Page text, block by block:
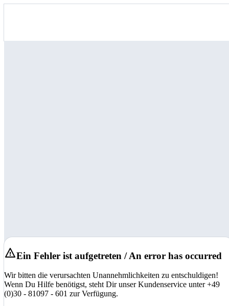
Ein Fehler ist aufgetreten / An error has occurred
Wir bitten die verursachten Unannehmlichkeiten zu entschuldigen!
Wenn Du Hilfe benötigst, steht Dir unser Kundenservice unter +49
(0)30 - 81097 - 601 zur Verfügung.